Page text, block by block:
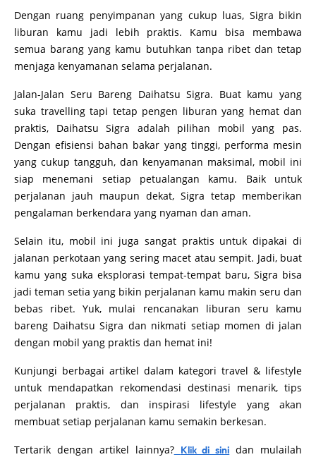
Dengan ruang penyimpanan yang cukup luas, Sigra bikin
liburan kamu jadi lebih praktis. Kamu bisa membawa
semua barang yang kamu butuhkan tanpa ribet dan tetap
menjaga kenyamanan selama perjalanan.
Jalan-Jalan Seru Bareng Daihatsu Sigra. Buat kamu yang
suka travelling tapi tetap pengen liburan yang hemat dan
praktis, Daihatsu Sigra adalah pilihan mobil yang pas.
Dengan efisiensi bahan bakar yang tinggi, performa mesin
yang cukup tangguh, dan kenyamanan maksimal, mobil ini
siap menemani setiap petualangan kamu. Baik untuk
perjalanan jauh maupun dekat, Sigra tetap memberikan
pengalaman berkendara yang nyaman dan aman.
Selain itu, mobil ini juga sangat praktis untuk dipakai di
jalanan perkotaan yang sering macet atau sempit. Jadi, buat
kamu yang suka eksplorasi tempat-tempat baru, Sigra bisa
jadi teman setia yang bikin perjalanan kamu makin seru dan
bebas ribet. Yuk, mulai rencanakan liburan seru kamu
bareng Daihatsu Sigra dan nikmati setiap momen di jalan
dengan mobil yang praktis dan hemat ini!
Kunjungi berbagai artikel dalam kategori travel & lifestyle
untuk mendapatkan rekomendasi destinasi menarik, tips
perjalanan praktis, dan inspirasi lifestyle yang akan
membuat setiap perjalanan kamu semakin berkesan.
Tertarik dengan artikel lainnya? Klik di sini dan mulailah